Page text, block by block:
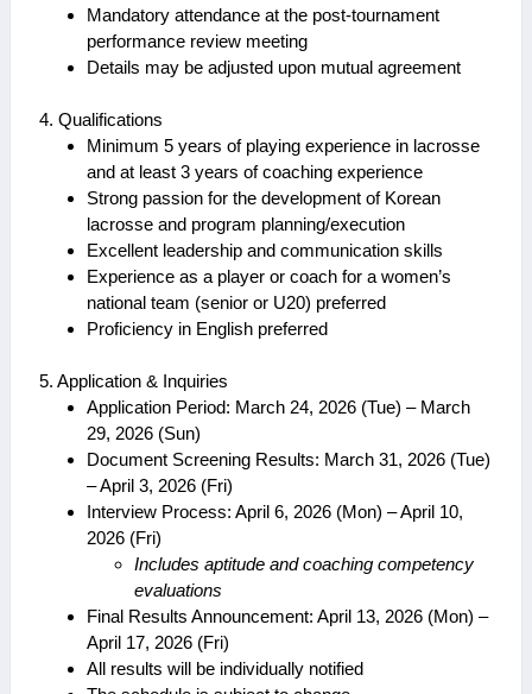
Mandatory attendance at the post-tournament
performance review meeting
Details may be adjusted upon mutual agreement
4. Qualifications
Minimum 5 years of playing experience in lacrosse
and at least 3 years of coaching experience
Strong passion for the development of Korean
lacrosse and program planning/execution
Excellent leadership and communication skills
Experience as a player or coach for a women’s
national team (senior or U20) preferred
Proficiency in English preferred
5. Application & Inquiries
Application Period: March 24, 2026 (Tue) – March
29, 2026 (Sun)
Document Screening Results: March 31, 2026 (Tue)
– April 3, 2026 (Fri)
Interview Process: April 6, 2026 (Mon) – April 10,
2026 (Fri)
Includes aptitude and coaching competency
evaluations
Final Results Announcement: April 13, 2026 (Mon) –
April 17, 2026 (Fri)
All results will be individually notified